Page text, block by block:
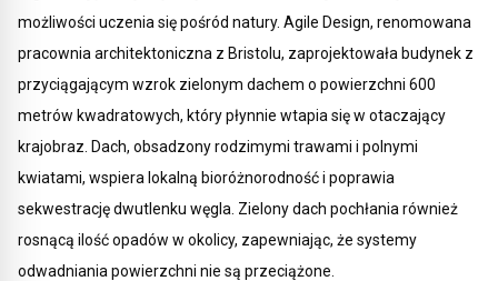
możliwości uczenia się pośród natury. Agile Design, renomowana
pracownia architektoniczna z Bristolu, zaprojektowała budynek z
przyciągającym wzrok zielonym dachem o powierzchni 600
metrów kwadratowych, który płynnie wtapia się w otaczający
krajobraz. Dach, obsadzony rodzimymi trawami i polnymi
kwiatami, wspiera lokalną bioróżnorodność i poprawia
sekwestrację dwutlenku węgla. Zielony dach pochłania również
rosnącą ilość opadów w okolicy, zapewniając, że systemy
odwadniania powierzchni nie są przeciążone.